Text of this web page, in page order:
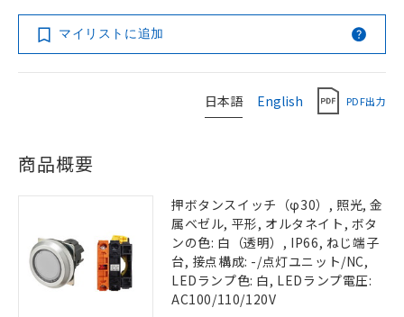
マイリストに追加
日本語 English PDF出力
商品概要
押ボタンスイッチ（φ30）, 照光, 金
属ベゼル, 平形, オルタネイト, ボタ
ンの色: 白（透明）, IP66, ねじ端子
台, 接点構成: -/点灯ユニット/NC,
LEDランプ色: 白, LEDランプ電圧:
AC100/110/120V